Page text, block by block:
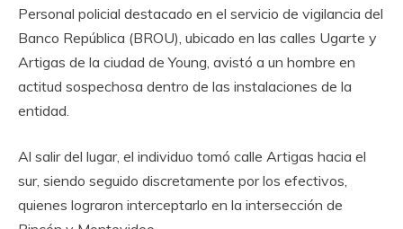
Personal policial destacado en el servicio de vigilancia del
Banco República (BROU), ubicado en las calles Ugarte y
Artigas de la ciudad de Young, avistó a un hombre en
actitud sospechosa dentro de las instalaciones de la
entidad.
Al salir del lugar, el individuo tomó calle Artigas hacia el
sur, siendo seguido discretamente por los efectivos,
quienes lograron interceptarlo en la intersección de